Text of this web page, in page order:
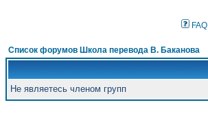
FAQ
Список форумов Школа перевода В. Баканова
Не являетесь членом групп